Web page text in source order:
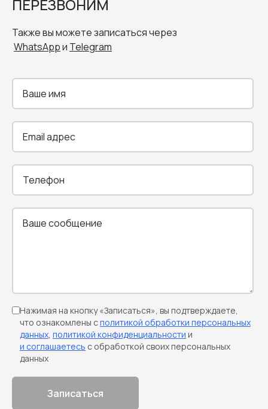
ПЕРЕЗВОНИМ
Также вы можете записаться через
WhatsAppи Telegram
Нажимая на кнопку «Записаться», вы подтверждаете,
что ознакомлены сполитикой обработки персональных
данных политикой конфиденциальности и
и соглашаетесь с обработкой своих персональных
данных
Записаться